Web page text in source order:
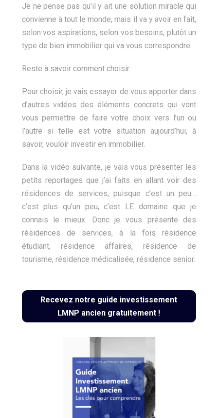
Je ne pense pas qu’il y ait une solution miracle qui
convienne à tout le monde, mais il va y avoir en fait,
selon vos aspirations, selon vos besoins, plutôt un
type de bien immobilier qui va vous correspondre.
Reste à savoir comment choisir.
Pour choisir, je vais essayer de vous apporter dans
d’autres vidéos des éléments concrets qui vont
vous permettre de faire votre choix vers l’un ou
l’autre si telle est votre situation aujourd’hui, à
savoir, vouloir investir en immobilier.
Dans la vidéo suivante, je vais vous présenter les
petits reportages que j’ai faits en allant voir des
résidences de services, puisque c’est un peu…
c’est plus qu’un peu, c’est LE domaine que je
connais le mieux. Donc je vous présente des
résidences de services, à la fois résidence
étudiant, résidence affaires, résidence de
tourisme, résidence médicalisée, résidence senior.
Recevez notre guide investissement
LMNP ancien gratuitement !